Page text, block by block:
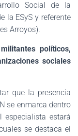
Social de la
la ESyS y referente
Arroyos).
políticos,
sociales
que la presencia
se enmarca dentro
estará
se destaca el